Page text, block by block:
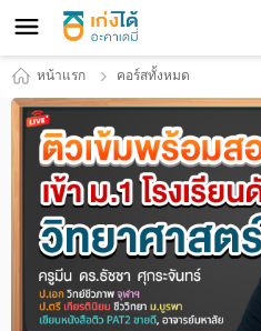
หน้าแรก คอร์สทั้งหมด